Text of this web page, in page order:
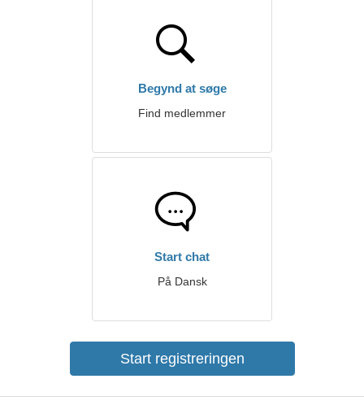
Begynd at søge
Find medlemmer
Start chat
På Dansk
Start registreringen